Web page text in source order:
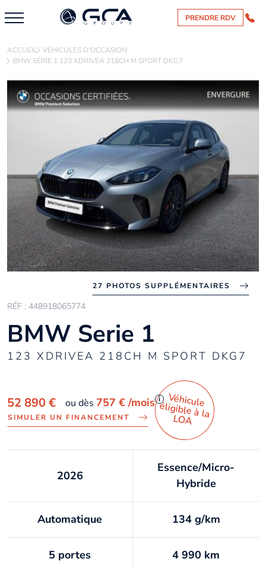
PRENDRE RDV
ACCUEIL VÉHICULES D'OCCASION
BMW SÉRIE 1 123 XDRIVEA 218CH M SPORT DKG7
27 PHOTOS SUPPLÉMENTAIRES
RÉF : 448918065774
BMW Serie 1
123 XDRIVEA 218CH M SPORT DKG7
52 890 € ou dès 757 €/mois i
SIMULER UN FINANCEMENT
Véhicule
éligible à la
LO
A
2026
Essence/Micro-
Hybride
Automatique 134 g/km
5 portes 4 990 km